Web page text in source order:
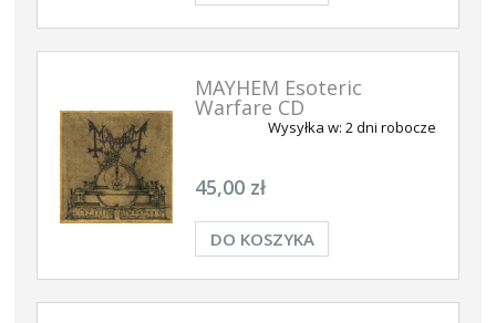
MAYHEM Esoteric
Warfare CD
Wysyłka w: 2 dni robocze
45,00 zł
DO KOSZYKA